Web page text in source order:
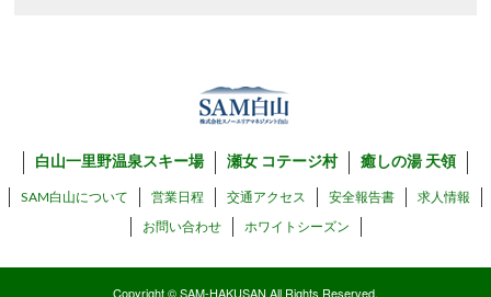
白山一里野温泉スキー場 瀬女 コテージ村 癒しの湯 天領
SAM白山について 営業日程 交通アクセス 安全報告書 求人情報
お問い合わせ ホワイトシーズン
Copyright © SAM-HAKUSAN All Rights Reserved.